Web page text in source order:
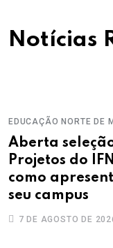
Notícias
EDUCAÇÃO NORTE DE
Aberta
Projetos do
como
seu campus
7 DE AGOSTO DE